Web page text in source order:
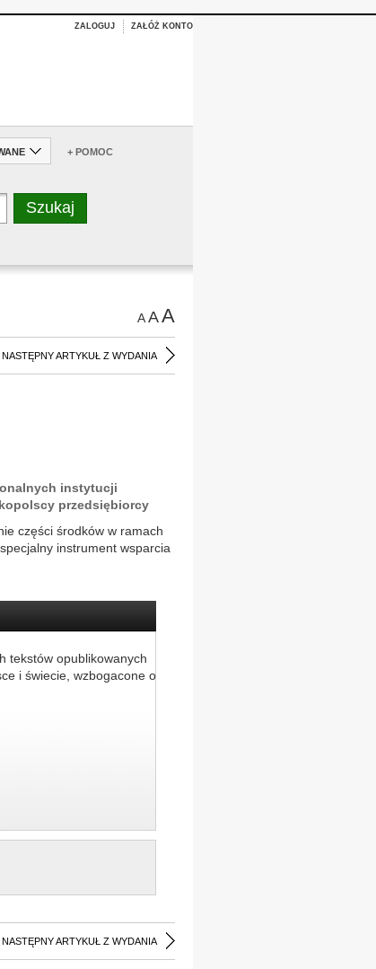
ZALOGUJ ZAŁÓŻ KONTO
+ POMOC
AAA
NASTĘPNY ARTYKUŁ Z WYDANIA
instytucji
przedsiębiorcy
części środków w ramach
instrument wsparcia
tekstów opublikowanych
i świecie, wzbogacone o
NASTĘPNY ARTYKUŁ Z WYDANIA